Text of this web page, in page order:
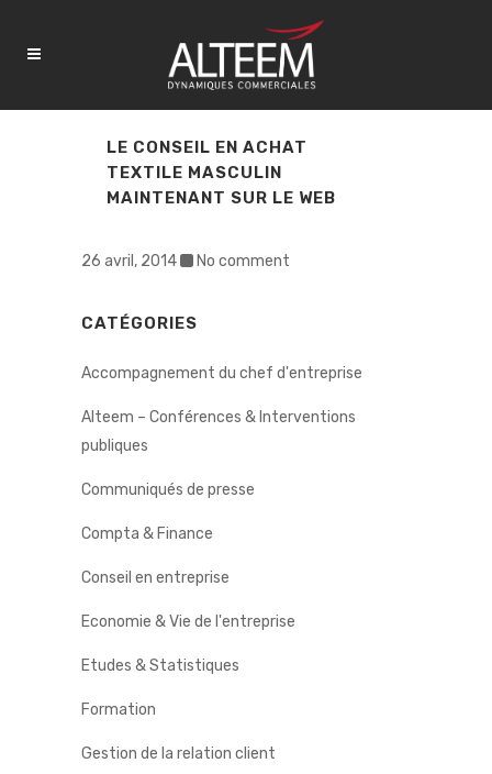
LE CONSEIL EN ACHAT
TEXTILE MASCULIN
MAINTENANT SUR LE WEB
26 avril, 2014 No comment
CATÉGORIES
Accompagnement du chef d'entreprise
Alteem – Conférences & Interventions
publiques
Communiqués de presse
Compta & Finance
Conseil en entreprise
Economie & Vie de l'entreprise
Etudes & Statistiques
Formation
Gestion de la relation client